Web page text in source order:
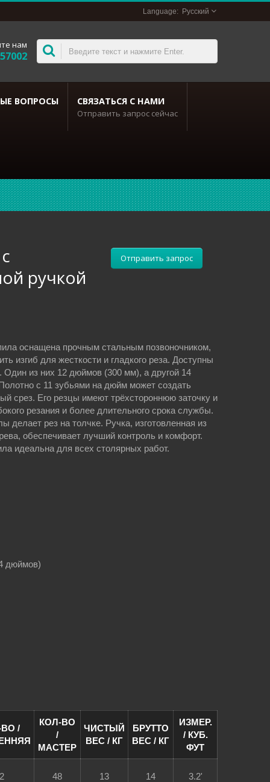
Русский
нам
ВОПРОСЫ СВЯЗАТЬСЯ С НАМИ
Отправить запрос сейчас
Отправить запрос
ручкой
оснащена прочным стальным позвоночником,
изгиб для жесткости и гладкого реза. Доступны
Один из них 12 дюймов (300 мм), а другой 14
с 11 зубьями на дюйм может создать
срез. Его резцы имеют трёхстороннюю заточку и
резания и более длительного срока службы.
делает рез на толчке. Ручка, изготовленная из
обеспечивает лучший контроль и комфорт.
идеальна для всех столярных работ.
дюймов)
/
КОЛ-ВО
/
МАСТЕР
ЧИСТЫЙ
ВЕС / КГ
БРУТТО
ВЕС / КГ
ИЗМЕР.
/ КУБ.
ФУТ
48 13 14 3.2'